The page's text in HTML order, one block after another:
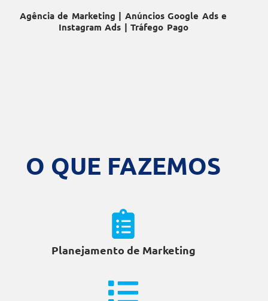
Agência de Marketing | Anúncios Google Ads e
Instagram Ads | Tráfego Pago
O QUE FAZEMOS
Planejamento de Marketing